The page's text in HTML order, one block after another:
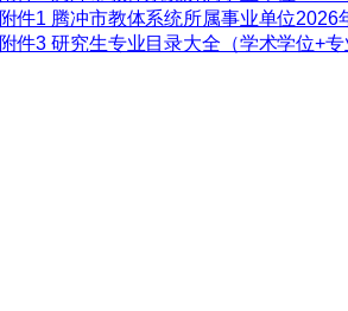
附件1 腾冲市教体系统所属事业单位
附件3 研究生专业目录大全（学术学位+